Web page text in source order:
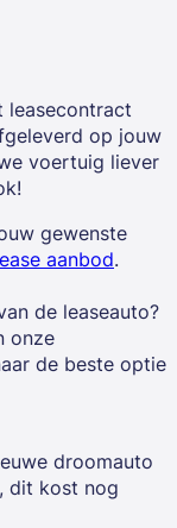
leasecontract
op jouw
voertuig liever
gewenste
aanbod.
de leaseauto?
onze
de beste optie
droomauto
dit kost nog